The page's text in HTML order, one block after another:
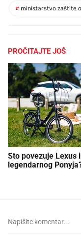
# ministarstvo zaštite
PROČITAJTE JOŠ
Što povezuje Lexus i
legendarnog